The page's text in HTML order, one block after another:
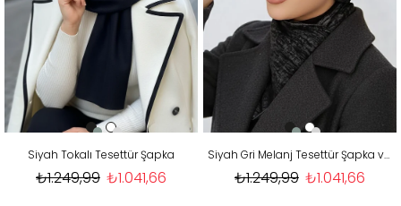
Siyah Tokalı Tesettür Şapka
₺1.041,66
₺1.249,99
Siyah Gri Melanj Tesettür Şapka ve Etol Takım
₺1.041,66
₺1.249,99